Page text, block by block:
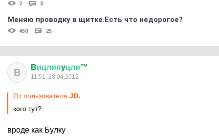
2 0
Меняю проводку в щитке.Есть что недорогое?
450 25
B Bицлипyцли™
11:51, 28.04.2012
От пользователя JD.
кого тут?
вроде как Булку